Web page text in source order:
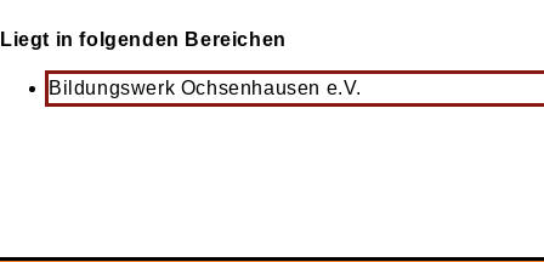
Liegt in folgenden Bereichen
Bildungswerk Ochsenhausen e.V.